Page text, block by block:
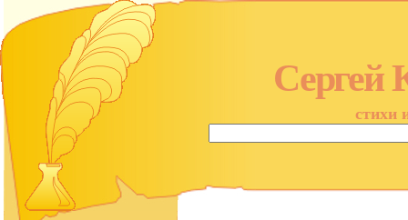
Сергей
стихи